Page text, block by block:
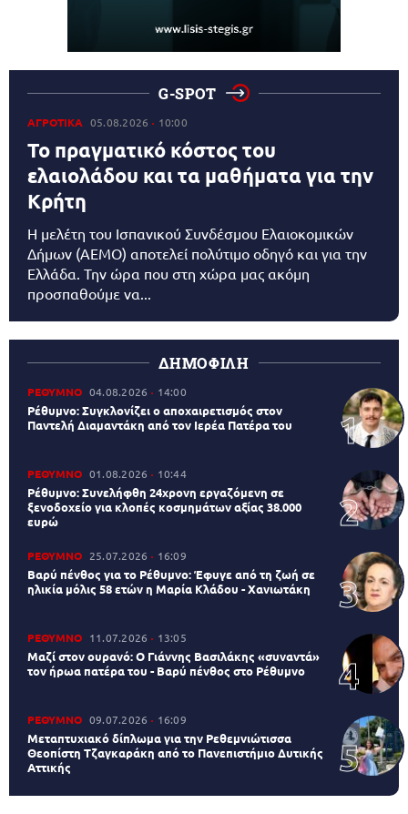
G-SPOT
ΑΓΡΟΤΙΚΑ 05.08.2026 10:00
Το πραγματικό κόστος του
ελαιολάδου και τα μαθήματα για την
Κρήτη
Η μελέτη του Ισπανικού Συνδέσμου Ελαιοκομικών
Δήμων (AEMO) αποτελεί πολύτιμο οδηγό και για την
Ελλάδα. Την ώρα που στη χώρα μας ακόμη
προσπαθούμε να...
ΔΗΜΟΦΙΛΗ
ΡΕΘΥΜΝΟ 04.08.2026 14:00
Ρέθυμνο: Συγκλονίζει ο αποχαιρετισμός στον
Παντελή Διαμαντάκη από τον Ιερέα Πατέρα του
ΡΕΘΥΜΝΟ 01.08.2026 10:44
Ρέθυμνο: Συνελήφθη 24χρονη εργαζόμενη σε
ξενοδοχείο για κλοπές κοσμημάτων αξίας 38.000
ευρώ
ΡΕΘΥΜΝΟ 25.07.2026 16:09
Βαρύ πένθος για το Ρέθυμνο: Έφυγε από τη ζωή σε
ηλικία μόλις 58 ετών η Μαρία Κλάδου - Χανιωτάκη
ΡΕΘΥΜΝΟ 11.07.2026 13:05
Μαζί στον ουρανό: Ο Γιάννης Βασιλάκης «συναντά»
τον ήρωα πατέρα του - Βαρύ πένθος στο Ρέθυμνο
ΡΕΘΥΜΝΟ 09.07.2026 16:09
Μεταπτυχιακό δίπλωμα για την Ρεθεμνιώτισσα
Θεοπίστη Τζαγκαράκη από το Πανεπιστήμιο Δυτικής
Αττικής